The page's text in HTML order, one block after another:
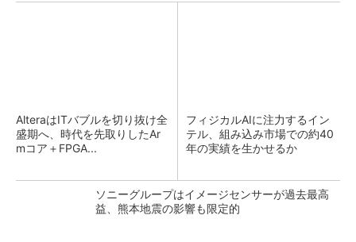
AlteraはITバブルを切り抜け全
盛期へ、時代を先取りしたAr
mコア＋FPGA...
フィジカルAIに注力するイン
テル、組み込み市場での約40
年の実績を生かせるか
ソニーグループはイメージセンサーが過去最高
益、熊本地震の影響も限定的